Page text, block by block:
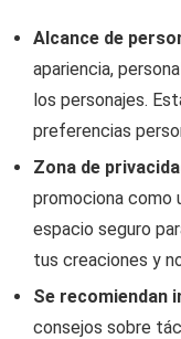
Alcance de
apariencia,
los personajes.
preferencias
Zona de
promociona como
espacio seguro
tus creaciones y
Se recomiendan
consejos sobre